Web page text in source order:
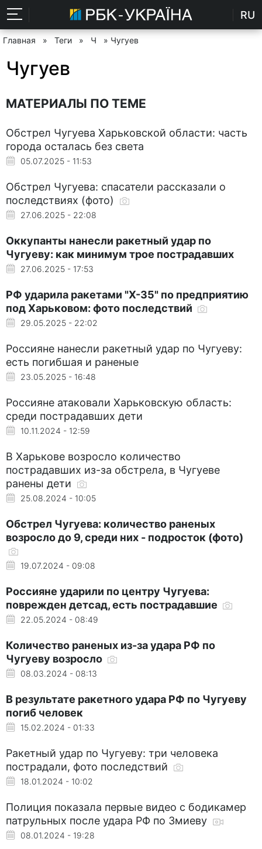
RU
Главная » Теги » Ч » Чугуев
Чугуев
МАТЕРИАЛЫ ПО ТЕМЕ
Обстрел Чугуева Харьковской области: часть
города осталась без света
05.07.2025 - 11:53
Обстрел Чугуева: спасатели рассказали о
последствиях (фото)
27.06.2025 - 22:08
Оккупанты нанесли ракетный удар по
Чугуеву: как минимум трое пострадавших
27.06.2025 - 17:53
РФ ударила ракетами "Х-35" по предприятию
под Харьковом: фото последствий
29.05.2025 - 22:02
Россияне нанесли ракетный удар по Чугуеву:
есть погибшая и раненые
23.05.2025 - 16:48
Россияне атаковали Харьковскую область:
среди пострадавших дети
10.11.2024 - 12:59
В Харькове возросло количество
пострадавших из-за обстрела, в Чугуеве
ранены дети
25.08.2024 - 10:05
Обстрел Чугуева: количество раненых
возросло до 9, среди них - подросток (фото)
19.07.2024 - 09:08
Россияне ударили по центру Чугуева:
поврежден детсад, есть пострадавшие
22.05.2024 - 08:49
Количество раненых из-за удара РФ по
Чугуеву возросло
08.03.2024 - 08:13
В результате ракетного удара РФ по Чугуеву
погиб человек
15.02.2024 - 01:33
Ракетный удар по Чугуеву: три человека
пострадали, фото последствий
18.01.2024 - 10:02
Полиция показала первые видео с бодикамер
патрульных после удара РФ по Змиеву
08.01.2024 - 19:28